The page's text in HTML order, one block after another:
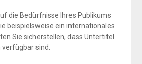
die Bedürfnisse Ihres Publikums
beispielsweise ein internationales
Sie sicherstellen, dass Untertitel
sind.